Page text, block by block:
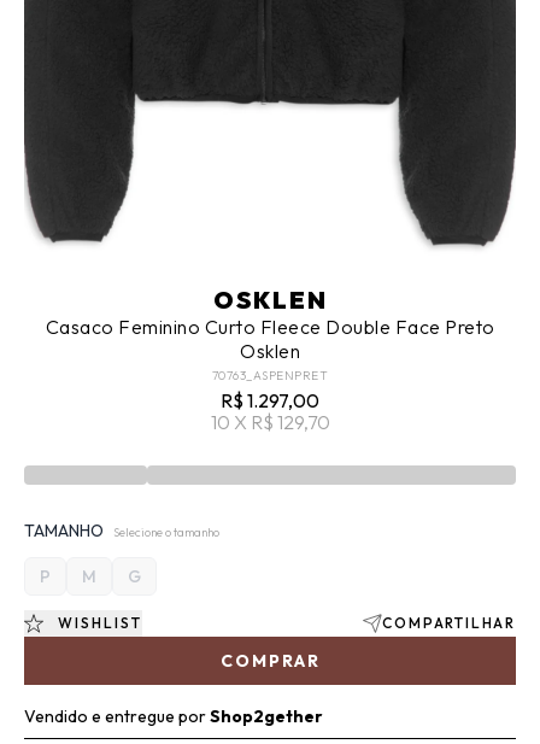
OSKLEN
Casaco Feminino Curto Fleece Double Face Preto
Osklen
70763_ASPENPRET
R$ 1.297,00
10 X R$ 129,70
TAMANHO Selecione o tamanho
P M G
COMPRAR
WISHLIST COMPARTILHAR
Vendido e entregue porShop2gether